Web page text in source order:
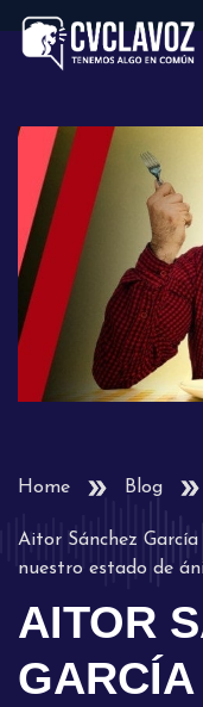
Home Blog
Aitor Sánchez
nuestro estado de
AITOR